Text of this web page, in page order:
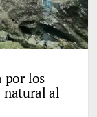
por los
natural al